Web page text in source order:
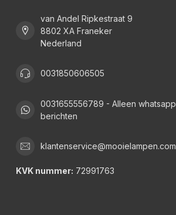
van Andel Ripkestraat 9
8802 XA Franeker
Nederland
0031850606505
0031655556789 - Alleen whatsapp
berichten
klantenservice@mooielampen.com
KVK nummer: 72991763